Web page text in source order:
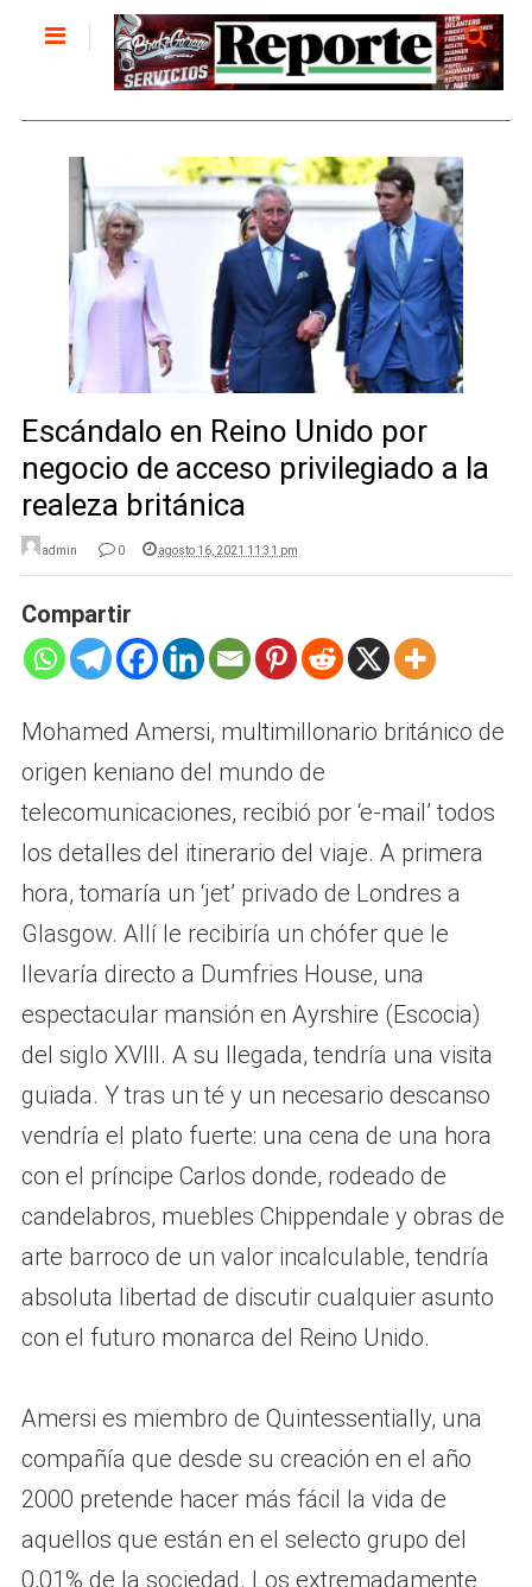
Escándalo en Reino Unido por
negocio de acceso privilegiado a la
realeza británica
admin 0 agosto 16, 2021 11:31 pm
Compartir
Mohamed Amersi, multimillonario británico de
origen keniano del mundo de
telecomunicaciones, recibió por ‘e-mail’ todos
los detalles del itinerario del viaje. A primera
hora, tomaría un ‘jet’ privado de Londres a
Glasgow. Allí le recibiría un chófer que le
llevaría directo a Dumfries House, una
espectacular mansión en Ayrshire (Escocia)
del siglo XVIII. A su llegada, tendría una visita
guiada. Y tras un té y un necesario descanso
vendría el plato fuerte: una cena de una hora
con el príncipe Carlos donde, rodeado de
candelabros, muebles Chippendale y obras de
arte barroco de un valor incalculable, tendría
absoluta libertad de discutir cualquier asunto
con el futuro monarca del Reino Unido.
Amersi es miembro de Quintessentially, una
compañía que desde su creación en el año
2000 pretende hacer más fácil la vida de
aquellos que están en el selecto grupo del
0,01% de la sociedad. Los extremadamente